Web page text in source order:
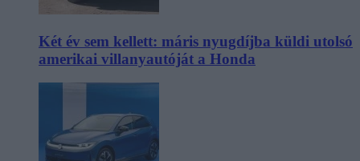
Két év sem kellett: máris nyugdíjba küldi utolsó
amerikai villanyautóját a Honda